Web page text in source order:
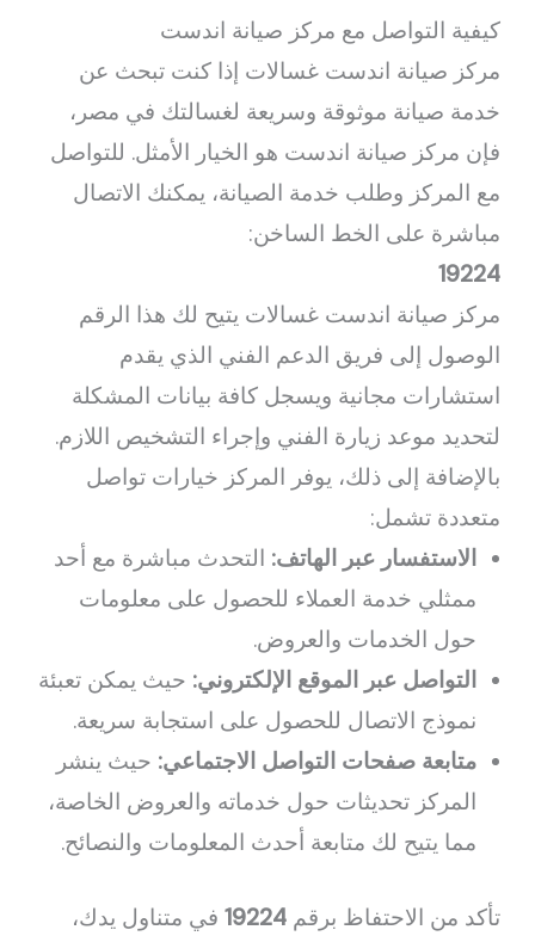
كيفية التواصل مع مركز صيانة اندست
مركز صيانة اندست غسالات إذا كنت تبحث عن
خدمة صيانة موثوقة وسريعة لغسالتك في مصر،
فإن مركز صيانة اندست هو الخيار الأمثل. للتواصل
مع المركز وطلب خدمة الصيانة، يمكنك الاتصال
مباشرة على الخط الساخن:
19224
مركز صيانة اندست غسالات يتيح لك هذا الرقم
الوصول إلى فريق الدعم الفني الذي يقدم
استشارات مجانية ويسجل كافة بيانات المشكلة
لتحديد موعد زيارة الفني وإجراء التشخيص اللازم.
بالإضافة إلى ذلك، يوفر المركز خيارات تواصل
متعددة تشمل:
الاستفسار عبر الهاتف: التحدث مباشرة مع أحد
ممثلي خدمة العملاء للحصول على معلومات
حول الخدمات والعروض.
التواصل عبر الموقع الإلكتروني: حيث يمكن تعبئة
نموذج الاتصال للحصول على استجابة سريعة.
متابعة صفحات التواصل الاجتماعي: حيث ينشر
المركز تحديثات حول خدماته والعروض الخاصة،
مما يتيح لك متابعة أحدث المعلومات والنصائح.
تأكد من الاحتفاظ برقم19224 في متناول يدك،